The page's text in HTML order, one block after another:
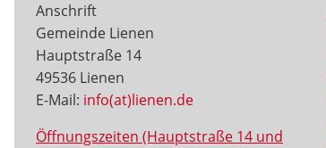
Anschrift
Gemeinde Lienen
Hauptstraße 14
49536 Lienen
E-Mail: info(at)lienen.de
Öffnungszeiten (Hauptstraße 14 und